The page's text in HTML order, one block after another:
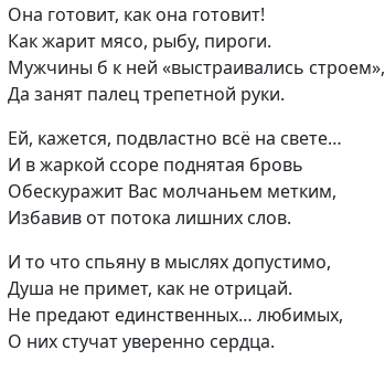
Она готовит, как она готовит!
Как жарит мясо, рыбу, пироги.
Мужчины б к ней «выстраивались строем»,
Да занят палец трепетной руки.
Ей, кажется, подвластно всё на свете…
И в жаркой ссоре поднятая бровь
Обескуражит Вас молчаньем метким,
Избавив от потока лишних слов.
И то что спьяну в мыслях допустимо,
Душа не примет, как не отрицай.
Не предают единственных… любимых,
О них стучат уверенно сердца.